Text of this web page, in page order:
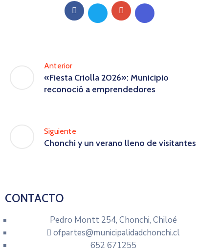
Anterior
«Fiesta Criolla 2026»: Municipio
reconoció a emprendedores
Siguiente
Chonchi y un verano lleno de visitantes
CONTACTO
Pedro Montt 254, Chonchi, Chiloé
ofpartes@municipalidadchonchi.cl
652 671255